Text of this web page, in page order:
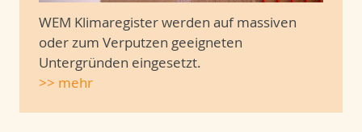
WEM Klimaregister werden auf massiven
oder zum Verputzen geeigneten
Untergründen eingesetzt.
>> mehr